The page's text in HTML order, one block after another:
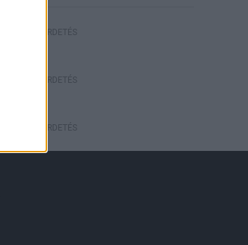
HÍRDETÉS
HÍRDETÉS
HÍRDETÉS